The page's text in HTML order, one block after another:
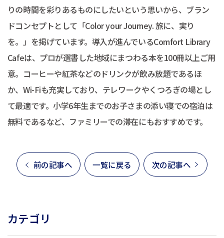
りの時間を彩りあるものにしたいという思いから、ブラン
ドコンセプトとして「Color your Journey. 旅に、実り
を。」を掲げています。導入が進んでいるComfort Library
Cafeは、プロが選書した地域にまつわる本を100冊以上ご用
意。コーヒーや紅茶などのドリンクが飲み放題であるほ
か、Wi-Fiも充実しており、テレワークやくつろぎの場とし
て最適です。小学6年生までのお子さまの添い寝での宿泊は
無料であるなど、ファミリーでの滞在にもおすすめです。
前の記事へ 一覧に戻る 次の記事へ
カテゴリ